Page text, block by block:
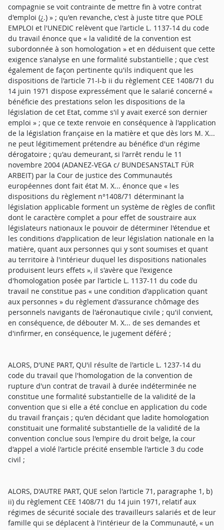
compagnie se voit contrainte de mettre fin à votre contrat
d'emploi (¿.) » ; qu'en revanche, c'est à juste titre que POLE
EMPLOI et l'UNEDIC relèvent que l'article L. 1137-14 du code
du travail énonce que « la validité de la convention est
subordonnée à son homologation » et en déduisent que cette
exigence s'analyse en une formalité substantielle ; que c'est
également de façon pertinente qu'ils indiquent que les
dispositions de l'article 71-I-b ii du règlement CEE 1408/71 du
14 juin 1971 dispose expressément que le salarié concerné «
bénéficie des prestations selon les dispositions de la
législation de cet Etat, comme s'il y avait exercé son dernier
emploi » ; que ce texte renvoie en conséquence à l'application
de la législation française en la matière et que dès lors M. X...
ne peut légitimement prétendre au bénéfice d'un régime
dérogatoire ; qu'au demeurant, si l'arrêt rendu le 11
novembre 2004 (ADANEZ-VEGA c/ BUNDESANSTALT FÜR
ARBEIT) par la Cour de justice des Communautés
européennes dont fait état M. X... énonce que « les
dispositions du règlement n°1408/71 déterminant la
législation applicable forment un système de règles de conflit
dont le caractère complet a pour effet de soustraire aux
législateurs nationaux le pouvoir de déterminer l'étendue et
les conditions d'application de leur législation nationale en la
matière, quant aux personnes qui y sont soumises et quant
au territoire à l'intérieur duquel les dispositions nationales
produisent leurs effets », il s'avère que l'exigence
d'homologation posée par l'article L. 1137-11 du code du
travail ne constitue pas « une condition d'application quant
aux personnes » du règlement d'assurance chômage des
personnels navigants de l'aéronautique civile ; qu'il convient,
en conséquence, de débouter M. X... de ses demandes et
d'infirmer, en conséquence, le jugement déféré ;
ALORS, D'UNE PART, QU'il résulte de l'article L. 1237-14 du
code du travail que l'homologation de la convention de
rupture d'un contrat de travail à durée indéterminée ne
constitue une formalité substantielle de la validité de la
convention que si elle a été conclue en application du code
du travail français ; qu'en décidant que ladite homologation
constituait une formalité substantielle de la validité de la
convention conclue sous l'empire du droit belge, la cour
d'appel a violé l'article précité ensemble l'article 3 du code
civil ;
ALORS, D'AUTRE PART, QUE selon l'article 71, paragraphe 1, b)
ii) du règlement CEE 1408/71 du 14 juin 1971, relatif aux
régimes de sécurité sociale des travailleurs salariés et de leur
famille qui se déplacent à l'intérieur de la Communauté, « un